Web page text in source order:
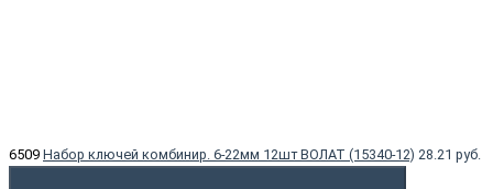
6509 Набор ключей комбинир. 6-22мм 12шт ВОЛАТ (15340-12) 28.21 руб.